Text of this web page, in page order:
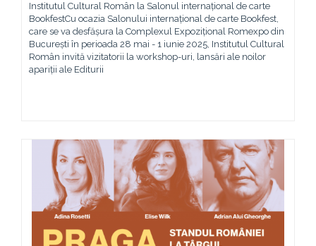
Institutul Cultural Român la Salonul internațional de carte
BookfestCu ocazia Salonului internațional de carte Bookfest,
care se va desfășura la Complexul Expozițional Romexpo din
București în perioada 28 mai - 1 iunie 2025, Institutul Cultural
Român invită vizitatorii la workshop-uri, lansări ale noilor
apariții ale Editurii